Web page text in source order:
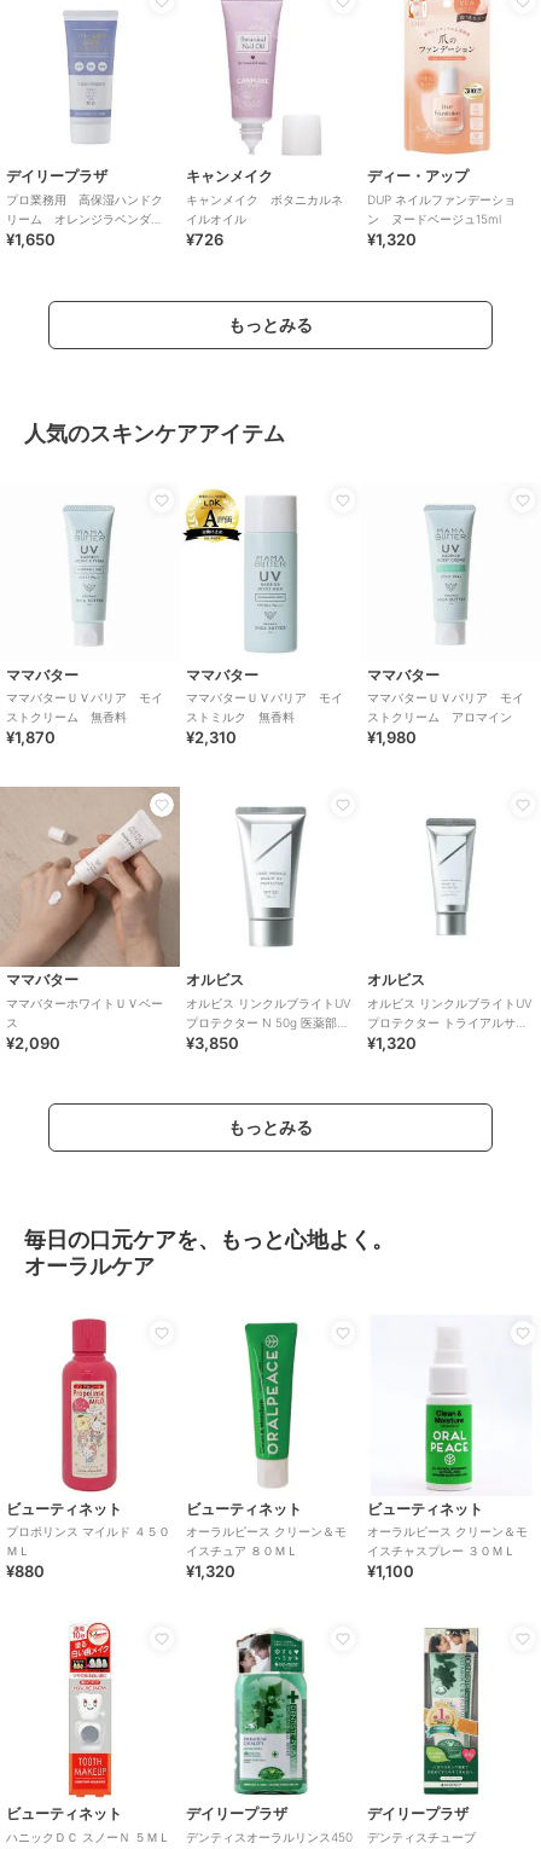
デイリープラザ
プロ業務用 高保湿ハンドク
リーム オレンジラベンダ
ー ６０g
¥1,650
キャンメイク
キャンメイク ボタニカルネ
イルオイル
¥726
ディー・アップ
DUP ネイルファンデーショ
ン ヌードベージュ15ml
¥1,320
もっとみる
人気のスキンケアアイテム
ママバター
ママバターＵＶバリア モイ
ストクリーム 無香料
¥1,870
ママバター
ママバターＵＶバリア モイ
ストミルク 無香料
¥2,310
ママバター
ママバターＵＶバリア モイ
ストクリーム アロマイン
¥1,980
ママバター
ママバターホワイトＵＶベー
ス
¥2,090
オルビス
オルビス リンクルブライトUV
プロテクター N 50g 医薬部外
品（顔用日焼け止め）
¥3,850
オルビス
オルビス リンクルブライトUV
プロテクター トライアルサイ
ズ 15g 医薬部外品 （顔用日焼
¥1,320
もっとみる
毎日の口元ケアを、もっと心地よく。
オーラルケア
ビューティネット
プロポリンス マイルド ４５０
ＭＬ
¥880
ビューティネット
オーラルピース クリーン＆モ
イスチュア ８０ＭＬ
¥1,320
ビューティネット
オーラルピース クリーン＆モ
イスチャスプレー ３０ＭＬ
¥1,100
ビューティネット
ハニックＤＣ スノーＮ ５ＭＬ
デイリープラザ
デンティスオーラルリンス450
デイリープラザ
デンティスチューブ